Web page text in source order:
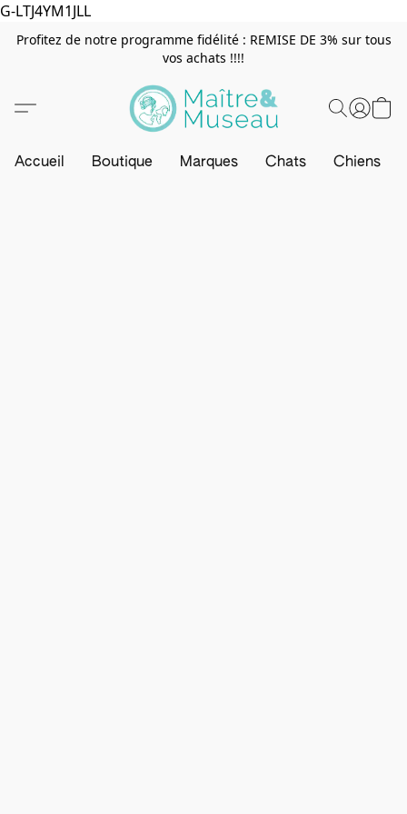
G-LTJ4YM1JLL
Profitez de notre programme fidélité : REMISE DE 3% sur tous
vos achats !!!!
Accueil Boutique Marques Chats Chiens